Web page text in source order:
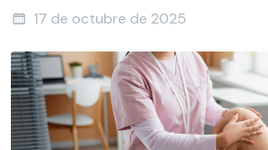
17 de octubre de 2025